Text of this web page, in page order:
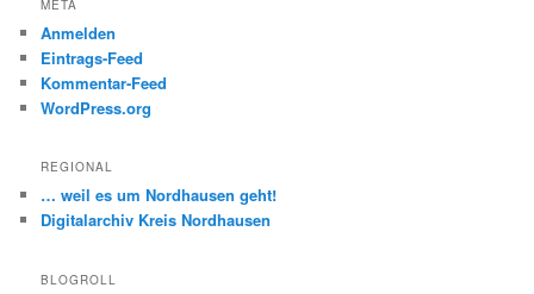
META
Anmelden
Eintrags-Feed
Kommentar-Feed
WordPress.org
REGIONAL
… weil es um Nordhausen geht!
Digitalarchiv Kreis Nordhausen
BLOGROLL